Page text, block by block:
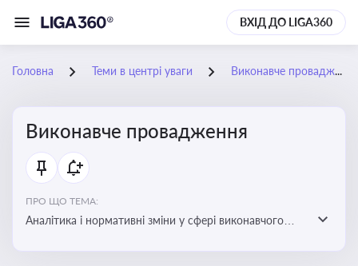
ВХІД ДО LIGA360
Головна Теми в центрі уваги Виконавче провадження
Виконавче провадження
ПРО ЩО ТЕМА:
Аналітика і нормативні зміни у сфері виконавчого